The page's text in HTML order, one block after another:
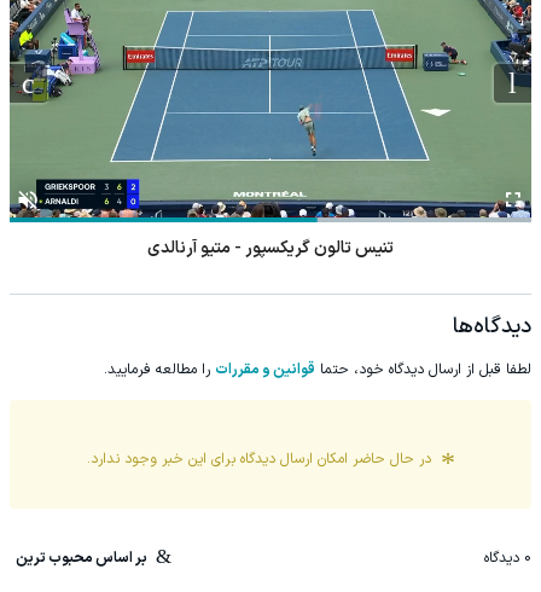
تنیس تالون گریکسپور - متیو آرنالدی
دیدگاه‌ها
لطفا قبل از ارسال دیدگاه خود، حتما قوانین و مقررات را مطالعه فرمایید.
در حال حاضر امکان ارسال دیدگاه برای این خبر وجود ندارد.
0 دیدگاه بر اساس محبوب ترین